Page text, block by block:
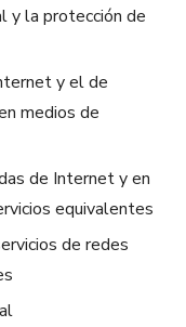
y la protección de
y el de
medios de
de Internet y en
equivalentes
de redes